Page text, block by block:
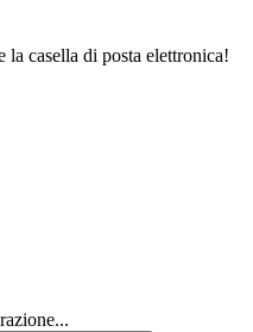
casella di posta elettronica!